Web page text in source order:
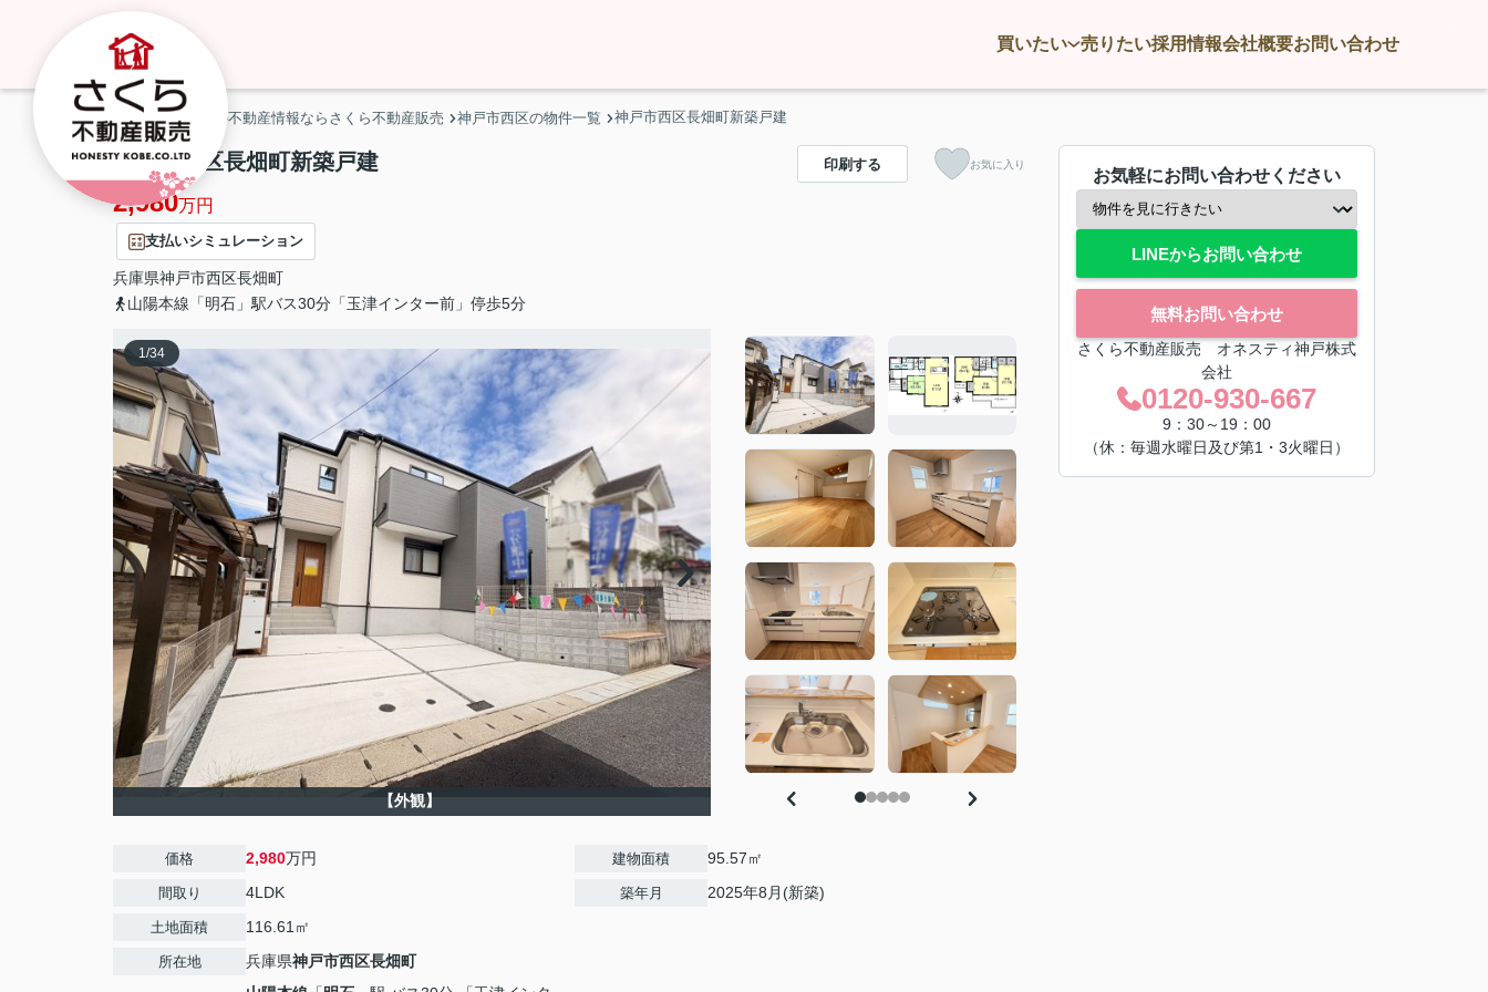
買いたい 売りたい採用情報会社概要お問い合わせ
神戸市・明石市の不動産情報ならさくら不動産販売 神戸市西区の物件一覧 神戸市西区長畑町新築戸建
神戸市西区長畑町新築戸建
2,980万円
支払いシミュレーション
兵庫県神戸市西区長畑町
山陽本線「明石」駅バス30分「玉津インター前」停歩5分
印刷する お気に入り
1/34
【外観】
価格 2,980万円
間取り 4LDK
土地面積 116.61㎡
所在地 兵庫県神戸市西区長畑町
建物面積 95.57㎡
築年月 2025年8月(新築)
お気軽にお問い合わせください
LINEからお問い合わせ
無料お問い合わせ
さくら不動産販売 オネスティ神戸株式
会社
0120-930-667
9：30～19：00
（休：毎週水曜日及び第1・3火曜日）